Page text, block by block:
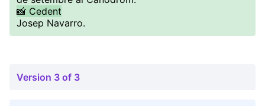
📸 Cedent
Josep Navarro.
Version 3 of 3